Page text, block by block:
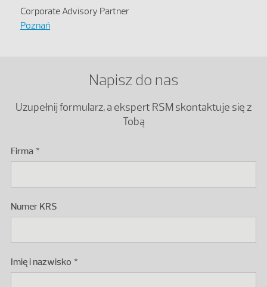
Corporate Advisory Partner
Poznań
Napisz do nas
Uzupełnij formularz, a ekspert RSM skontaktuje się z
Tobą
Firma
Numer KRS
Podaj numer KRS polskiego podmiotu.
Imię i nazwisko